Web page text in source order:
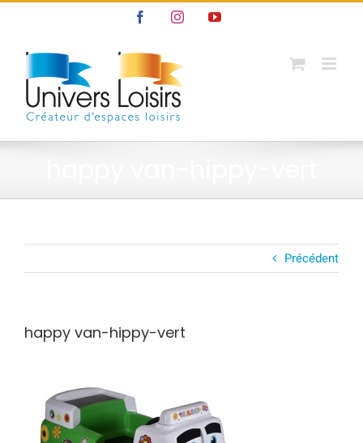
contenu
FacebookInstagramYouTube
Précédent
happy van-hippy-vert